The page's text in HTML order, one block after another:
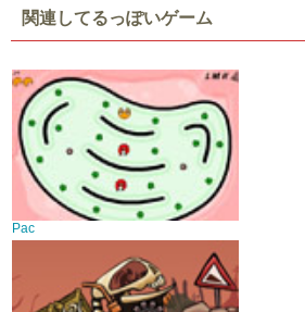
関連してるっぽいゲーム
Pac